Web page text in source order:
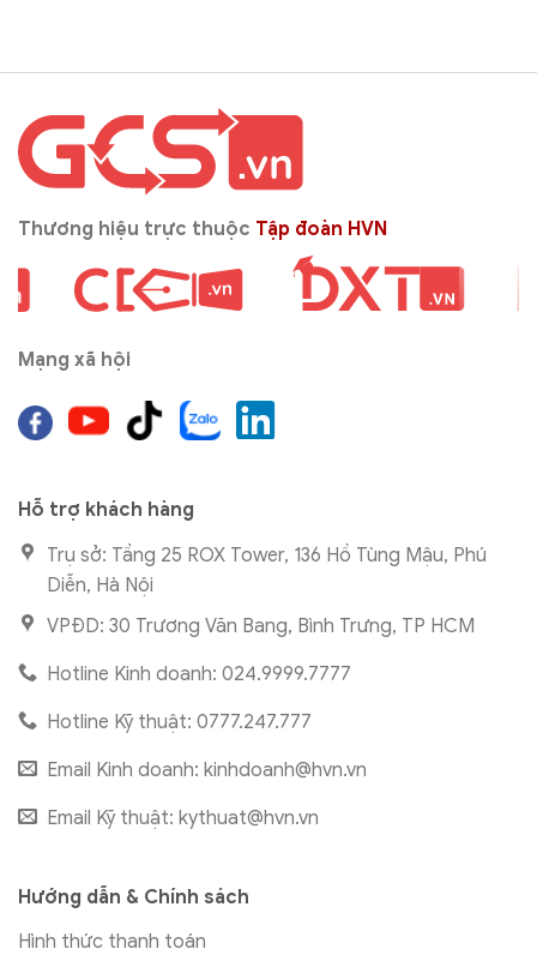
Thương hiệu trực thuộc Tập đoàn HVN
Mạng xã hội
Hỗ trợ khách hàng
Trụ sở: Tầng 25 ROX Tower, 136 Hồ Tùng Mậu, Phú
Diễn, Hà Nội
VPĐD: 30 Trương Văn Bang, Bình Trưng, TP HCM
Hotline Kinh doanh: 024.9999.7777
Hotline Kỹ thuật: 0777.247.777
Email Kinh doanh: kinhdoanh@hvn.vn
Email Kỹ thuật: kythuat@hvn.vn
Hướng dẫn & Chính sách
Hình thức thanh toán